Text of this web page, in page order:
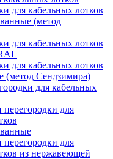
для кабельных лотков
(метод
для кабельных лотков
для кабельных лотков
(метод Сендзимира)
для кабельных
перегородки для
перегородки для
из нержавеющей